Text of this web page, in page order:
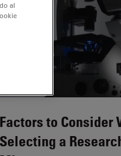
Factors to Consider
Selecting a
al